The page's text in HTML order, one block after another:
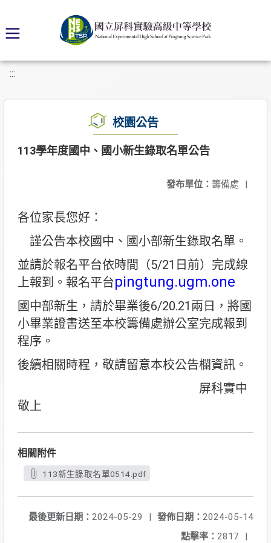
:::
校園公告
113學年度國中、國小新生錄取名單公告
發布單位： 籌備處 |
各位家長您好：
謹公告本校國中、國小部新生錄取名單。
並請於報名平台依時間（5/21日前）完成線
上報到。報名平台pingtung.ugm.one
國中部新生，請於畢業後6/20.21兩日，將國
小畢業證書送至本校籌備處辦公室完成報到
程序。
後續相關時程，敬請留意本校公告欄資訊。
屏科實中
敬上
相關附件
113新生錄取名單0514.pdf
發佈日期： 2024-05-14
最後更新日期： 2024-05-29
|
點擊率： 2817 |